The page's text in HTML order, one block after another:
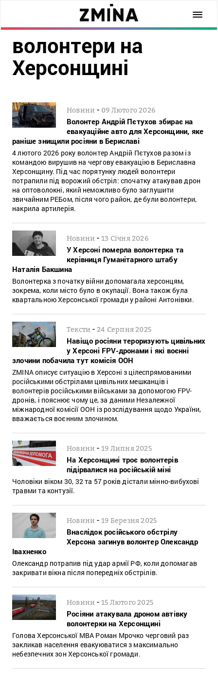
волонтери на
Херсонщині
Новини - 09 Лютого 2026
Волонтер Андрій Пєтухов збирає на
евакуаційне авто для Херсонщини, яке
раніше знищили росіяни в Бериславі
4 лютого 2026 року волонтер Андрій Пєтухов разом із
командою вирушив на чергову евакуацію в Бериславна
Херсонщину. Під час порятунку людей волонтери
потрапили під ворожий обстріл: спочатку атакував дрон
на оптоволокні, який неможливо було заглушити
звичайним РЕБом, після чого район, де були волонтери,
накрила артилерія.
Новини -13 Січня 2026
У Херсоні померла волонтерка та
керівниця Гуманітарного штабу
Наталія Бакшина
Волонтерка з початку війни допомагала херсонцям,
зокрема, коли місто було в окупації. Вона також була
квартальною Херсонської громади у районі Антонівки.
Тексти -24 Серпня 2025
Навіщо росіяни тероризують цивільних
у Херсоні FPV-дронами і які воєнні
злочини побачила тут комісія ООН
ZMINA описує ситуацію в Херсоні з цілеспрямованими
російськими обстрілами цивільних мешканців і
волонтерів російськими військами за допомогою FPV-
дронів, і пояснює чому це, за даними Незалежної
міжнародної комісії ООН із розслідування щодо України,
вважається воєнним злочином.
Новини -19 Липня 2025
На Херсонщині троє волонтерів
підірвалися на російській міні
Чоловіки віком 30, 32 та 57 років дістали мінно-вибухові
травми та контузії.
Новини -19 Березня 2025
Внаслідок російського обстрілу
Херсона загинув волонтер Олександр
Івахненко
Олександр потрапив під удар армії РФ, коли допомагав
закривати вікна після попередніх обстрілів.
Новини -15 Лютого 2025
Росіяни атакувала дроном автівку
волонтерки на Херсонщині
Голова Херсонської МВА Роман Мрочко черговий раз
закликав населення евакуюватися з максимально
небезпечних зон Херсонської громади.